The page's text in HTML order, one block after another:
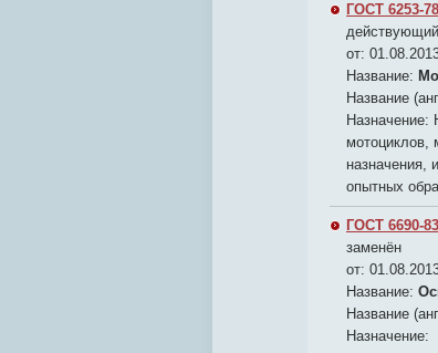
ГОСТ 6253-
действующий
от:
Название:
Название
Назначение:
мотоциклов,
назначения,
опытных
ГОСТ 6690-
заменён
от:
Название:
Название
Назначение: